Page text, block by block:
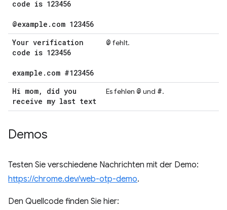
code is 123456
@example . com 123456
Your verification
code is 123456
example . com #123456
@ fehlt.
Hi mom,
did you
receive my last text
Es fehlen @ und #.
Demos
Testen Sie verschiedene Nachrichten mit der Demo:
https://chrome.dev/web-otp-demo.
Den Quellcode finden Sie hier: